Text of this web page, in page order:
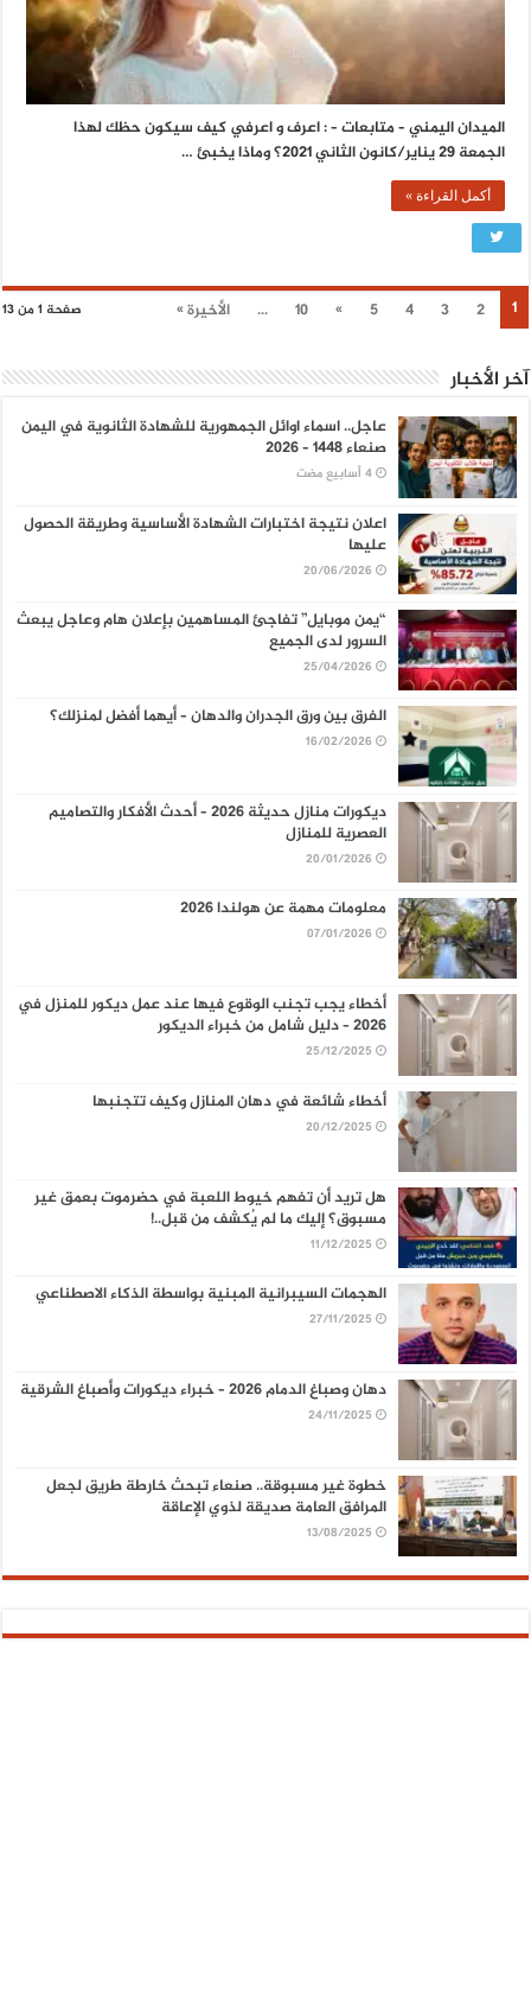
الميدان اليمني – متابعات – : اعرف و اعرفي كيف سيكون حظك لهذا
الجمعة 29 يناير/كانون الثاني 2021؟ وماذا يخبئ …
أكمل القراءة »
صفحة 1 من 13 1
2
3
4
5
»
10
... الأخيرة »
آخر الأخبار
عاجل.. اسماء اوائل الجمهورية للشهادة الثانوية في اليمن
صنعاء 1448 – 2026
اعلان نتيجة اختبارات الشهادة الأساسية وطريقة الحصول
عليها
20/06/2026
“يمن موبايل” تفاجئ المساهمين بإعلان هام وعاجل يبعث
السرور لدى الجميع
25/04/2026
الفرق بين ورق الجدران والدهان – أيهما أفضل لمنزلك؟
16/02/2026
ديكورات منازل حديثة 2026 – أحدث الأفكار والتصاميم
العصرية للمنازل
20/01/2026
معلومات مهمة عن هولندا 2026
07/01/2026
أخطاء يجب تجنب الوقوع فيها عند عمل ديكور للمنزل في
2026 – دليل شامل من خبراء الديكور
25/12/2025
أخطاء شائعة في دهان المنازل وكيف تتجنبها
20/12/2025
هل تريد أن تفهم خيوط اللعبة في حضرموت بعمق غير
مسبوق؟ إليك ما لم يُكشف من قبل..!
11/12/2025
الهجمات السيبرانية المبنية بواسطة الذكاء الاصطناعي
27/11/2025
دهان وصباغ الدمام 2026 – خبراء ديكورات وأصباغ الشرقية
24/11/2025
خطوة غير مسبوقة.. صنعاء تبحث خارطة طريق لجعل
المرافق العامة صديقة لذوي الإعاقة
13/08/2025